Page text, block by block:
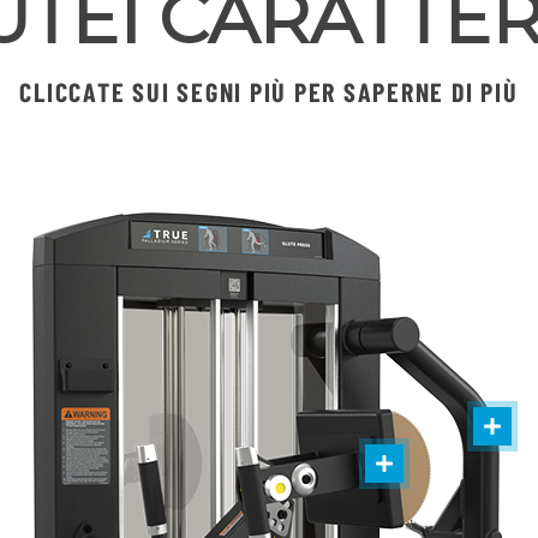
CLICCATE SUI SEGNI PIÙ PER SAPERNE DI PIÙ